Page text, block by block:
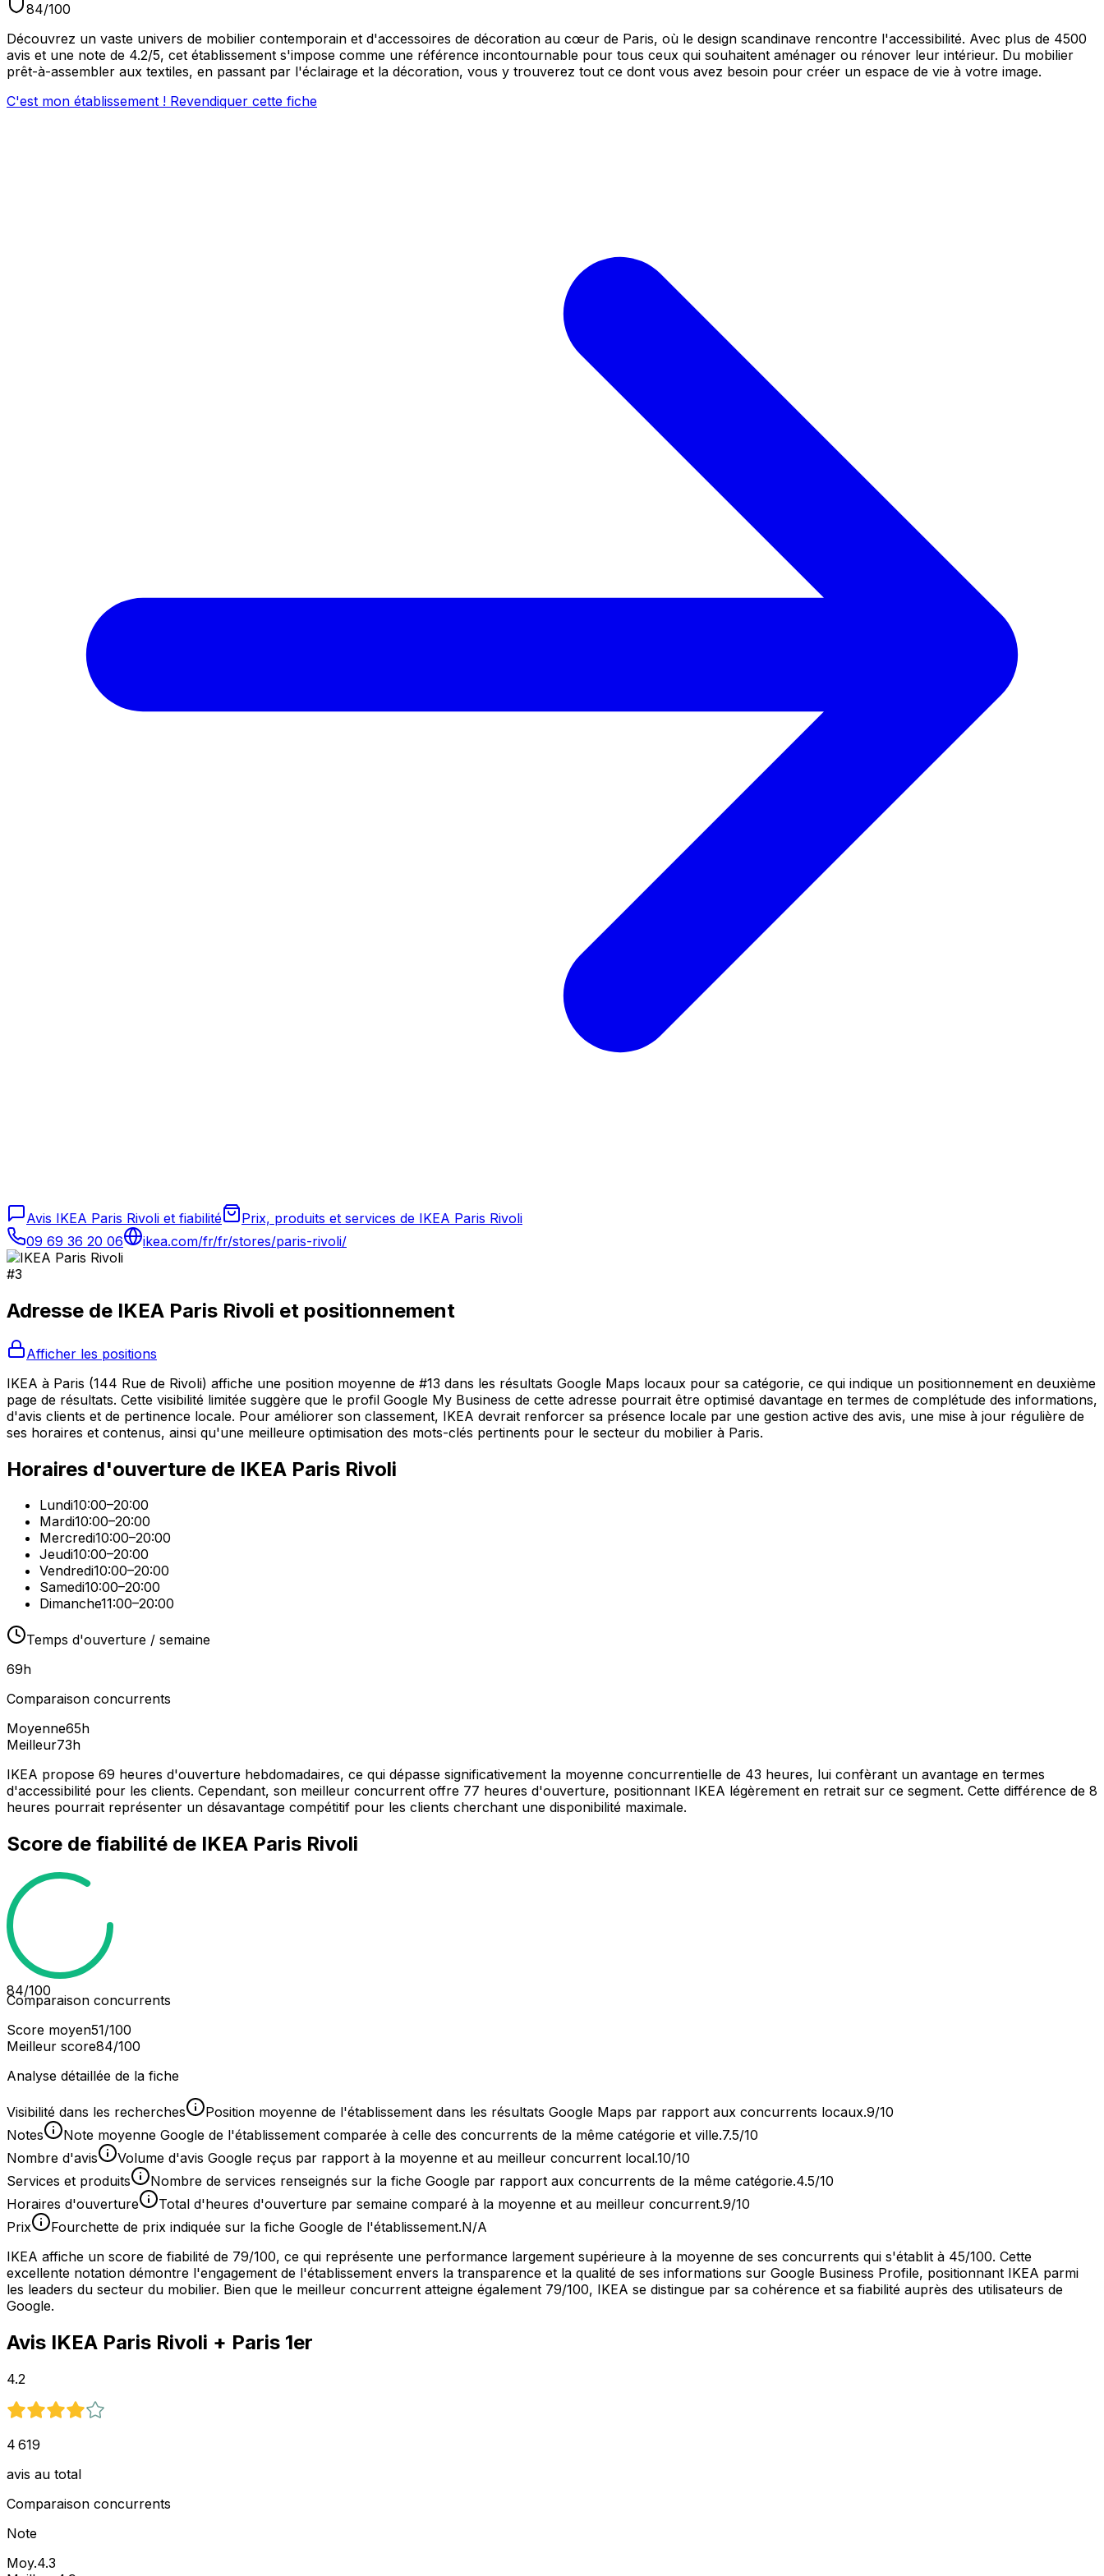
84/100
Découvrez un vaste univers de mobilier contemporain et d'accessoires de décoration au cœur de Paris, où le design scandinave rencontre l'accessibilité. Avec plus de 4500
avis et une note de 4.2/5, cet établissement s'impose comme une référence incontournable pour tous ceux qui souhaitent aménager ou rénover leur intérieur. Du mobilier
prêt-à-assembler aux textiles, en passant par l'éclairage et la décoration, vous y trouverez tout ce dont vous avez besoin pour créer un espace de vie à votre image.
C'est mon établissement ! Revendiquer cette fiche
Avis IKEA Paris Rivoli et fiabilité
Prix, produits et services de IKEA Paris Rivoli
09 69 36 20 06
ikea.com/fr/fr/stores/paris-rivoli/
#3
Adresse de IKEA Paris Rivoli et positionnement
Afficher les positions
IKEA à Paris (144 Rue de Rivoli) affiche une position moyenne de #13 dans les résultats Google Maps locaux pour sa catégorie, ce qui indique un positionnement en deuxième
page de résultats. Cette visibilité limitée suggère que le profil Google My Business de cette adresse pourrait être optimisé davantage en termes de complétude des informations,
d'avis clients et de pertinence locale. Pour améliorer son classement, IKEA devrait renforcer sa présence locale par une gestion active des avis, une mise à jour régulière de
ses horaires et contenus, ainsi qu'une meilleure optimisation des mots-clés pertinents pour le secteur du mobilier à Paris.
Horaires d'ouverture de IKEA Paris Rivoli
Lundi10:00–20:00
Mardi10:00–20:00
Mercredi10:00–20:00
Jeudi10:00–20:00
Vendredi10:00–20:00
Samedi10:00–20:00
Dimanche11:00–20:00
Temps d'ouverture / semaine
69h
Comparaison concurrents
Moyenne65h
Meilleur73h
IKEA propose 69 heures d'ouverture hebdomadaires, ce qui dépasse significativement la moyenne concurrentielle de 43 heures, lui confèrant un avantage en termes
d'accessibilité pour les clients. Cependant, son meilleur concurrent offre 77 heures d'ouverture, positionnant IKEA légèrement en retrait sur ce segment. Cette différence de 8
heures pourrait représenter un désavantage compétitif pour les clients cherchant une disponibilité maximale.
Score de fiabilité de IKEA Paris Rivoli
84/100
Comparaison concurrents
Score moyen51/100
Meilleur score84/100
Analyse détaillée de la fiche
Visibilité dans les recherches Position moyenne de l'établissement dans les résultats Google Maps par rapport aux concurrents locaux.9/10
Notes
Note moyenne Google de l'établissement comparée à celle des concurrents de la même catégorie et ville.7.5/10
Nombre d'avis
Volume d'avis Google reçus par rapport à la moyenne et au meilleur concurrent local.10/10
Services et produits
Nombre de services renseignés sur la fiche Google par rapport aux concurrents de la même catégorie.4.5/10
Horaires d'ouverture
Total d'heures d'ouverture par semaine comparé à la moyenne et au meilleur concurrent.9/10
Prix
Fourchette de prix indiquée sur la fiche Google de l'établissement.N/A
IKEA affiche un score de fiabilité de 79/100, ce qui représente une performance largement supérieure à la moyenne de ses concurrents qui s'établit à 45/100. Cette
excellente notation démontre l'engagement de l'établissement envers la transparence et la qualité de ses informations sur Google Business Profile, positionnant IKEA parmi
les leaders du secteur du mobilier. Bien que le meilleur concurrent atteigne également 79/100, IKEA se distingue par sa cohérence et sa fiabilité auprès des utilisateurs de
Google.
Avis IKEA Paris Rivoli + Paris 1er
4.2
4 619
avis au total
Comparaison concurrents
Note
Moy.4.3